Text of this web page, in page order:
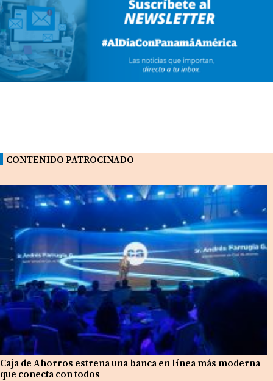
CONTENIDO PATROCINADO
Caja de Ahorros estrena una banca en línea más moderna
que conecta con todos